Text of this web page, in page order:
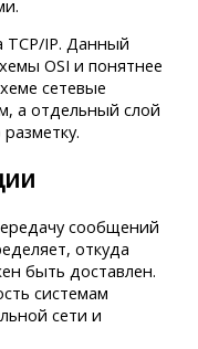
TCP/IP. Данный
OSI и понятнее
сетевые
а отдельный слой
сообщений
откуда
быть доставлен.
системам
сети и